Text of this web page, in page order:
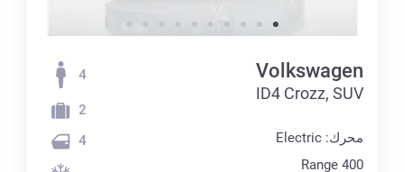
Volkswagen
ID4 Crozz, SUV
محرك: Electric
Range 400
4
2
4